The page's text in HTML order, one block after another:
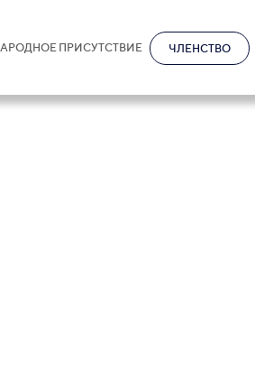
ПРИСУТСТВИЕ ЧЛЕНСТВО